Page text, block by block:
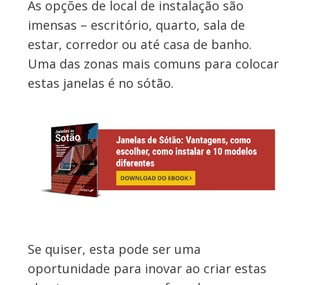
As opções de local de instalação são
imensas – escritório, quarto, sala de
estar, corredor ou até casa de banho.
Uma das zonas mais comuns para colocar
estas janelas é no sótão.
Se quiser, esta pode ser uma
oportunidade para inovar ao criar estas